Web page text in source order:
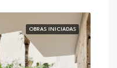
OBRAS INICIADAS